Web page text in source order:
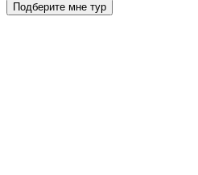
Подберите мне тур